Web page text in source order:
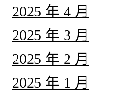
2025 年 4 月
2025 年 3 月
2025 年 2 月
2025 年 1 月